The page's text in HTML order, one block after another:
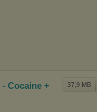
37,9 MB
- Cocaine +